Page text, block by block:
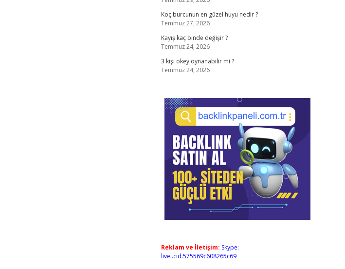
Koç burcunun en güzel huyu nedir ?
Temmuz 27, 2026
Kayış kaç binde değişir ?
Temmuz 24, 2026
3 kişi okey oynanabilir mi ?
Temmuz 24, 2026
Reklam ve İletişim: Skype:
live:.cid.575569c608265c69